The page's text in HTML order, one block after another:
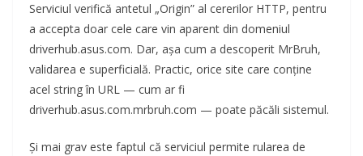
Serviciul verifică antetul „Origin” al cererilor HTTP, pentru
a accepta doar cele care vin aparent din domeniul
driverhub.asus.com. Dar, așa cum a descoperit MrBruh,
validarea e superficială. Practic, orice site care conține
acel string în URL — cum ar fi
driverhub.asus.com.mrbruh.com — poate păcăli sistemul.
Și mai grav este faptul că serviciul permite rularea de